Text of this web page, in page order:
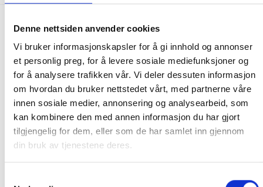
Denne nettsiden anvender cookies
Vi bruker informasjonskapsler for å gi innhold og annonser
et personlig preg, for å levere sosiale mediefunksjoner og
for å analysere trafikken vår. Vi deler dessuten informasjon
om hvordan du bruker nettstedet vårt, med partnerne våre
innen sosiale medier, annonsering og analysearbeid, som
kan kombinere den med annen informasjon du har gjort
tilgjengelig for dem, eller som de har samlet inn gjennom
din bruk av tjenestene deres.
FRAKT PÅ ORDRE 0-1499 kroner:
Pakke til hentested. Velg enten Postnord eller Bring i
handlekurven/checkout. Prisen avhenger av vekt eller volumvekt
på pakken.
Produkter som kan knuses eller skades via. transport sendes ikke.
Kjølevarer sendes heller ikke.
Levering på nærmeste post i butikk.
Maksmål: 35 kg / 120 x 60 x 60 cm
pakken enten for tung, eller varen har fått frakten fjernet pga.